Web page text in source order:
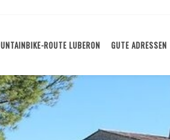
ROUTE LUBERON GUTE ADRESSEN